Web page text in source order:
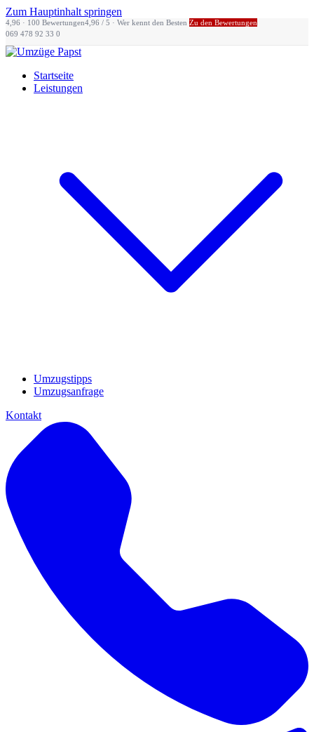
Zum Hauptinhalt springen
4,96 · 100 Bewertungen4,96 / 5 · Wer kennt den Besten Zu den Bewertungen
069 478 92 33 0
Startseite
Leistungen
Umzugstipps
Umzugsanfrage
Kontakt